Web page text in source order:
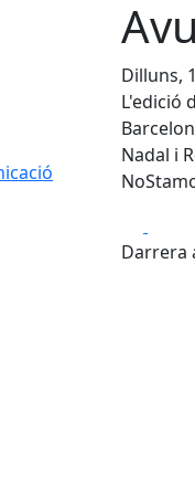
Dilluns,
L'edició
Nadal i
Darrera